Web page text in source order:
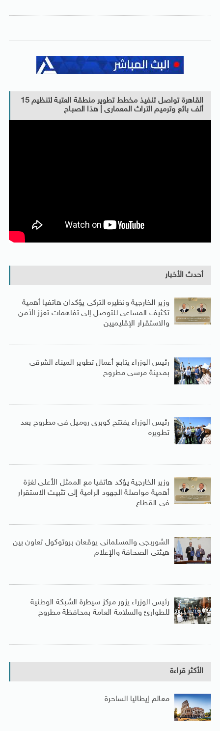
القاهرة تواصل تنفيذ مخطط تطوير منطقة العتبة لتنظيم 15
ألف بائع وترميم التراث المعمارى | هذا الصباح
أحدث الأخبار
وزير الخارجية ونظيره التركى يؤكدان هاتفيا أهمية
تكثيف المساعى للتوصل إلى تفاهمات تعزز الأمن
والاستقرار الإقليميين
رئيس الوزراء يتابع أعمال تطوير الميناء الشرقى
بمدينة مرسى مطروح
رئيس الوزراء يفتتح كوبرى روميل فى مطروح بعد
تطويره
وزير الخارجية يؤكد هاتفيا مع الممثل الأعلى لغزة
أهمية مواصلة الجهود الرامية إلى تثبيت الاستقرار
فى القطاع
الشوربجى والمسلمانى يوقعان بروتوكول تعاون بين
هيئتى الصحافة والإعلام
رئيس الوزراء يزور مركز سيطرة الشبكة الوطنية
للطوارئ والسلامة العامة بمحافظة مطروح
الأكثر قراءة
معالم إيطاليا الساحرة